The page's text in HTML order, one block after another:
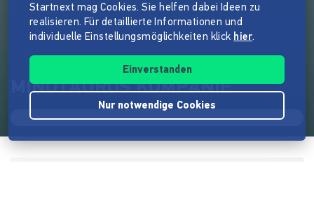
MINOTAUROS KOMPANIE
Startnext mag Cookies. Sie helfen dabei Ideen zu
realisieren. Für detaillierte Informationen und
individuelle Einstellungsmöglichkeiten klick hier.
Einverstanden
Nur notwendige Cookies